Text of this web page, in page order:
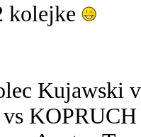
kolejke
Kujawski